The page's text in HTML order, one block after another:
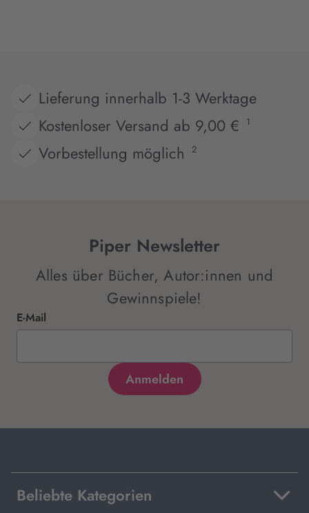
Lieferung innerhalb 1-3 Werktage
Kostenloser Versand ab 9,00 €
1
Vorbestellung möglich 2
Piper Newsletter
Alles über Bücher, Autor:innen und
Gewinnspiele!
E-Mail
Beliebte Kategorien